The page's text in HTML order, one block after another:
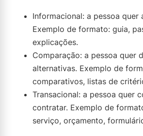
Informacional: a pessoa quer
Exemplo de formato: guia,
explicações.
Comparação: a pessoa quer
alternativas. Exemplo de
comparativos, listas de
Transacional: a pessoa quer
contratar. Exemplo de
serviço, orçamento,